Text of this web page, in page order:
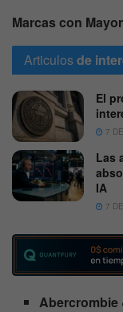
Marcas con
Articulosde
El
7
Las
IA
7
Abercrombie